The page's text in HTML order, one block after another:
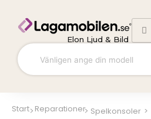
innehåll
Elon Ljud & Bild
Start Reparationer Spelkonsoler >